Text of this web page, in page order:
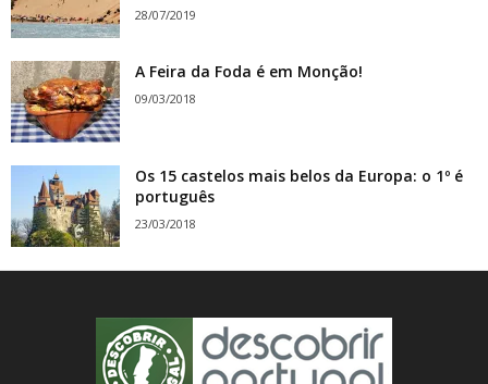
28/07/2019
A Feira da Foda é em Monção!
09/03/2018
Os 15 castelos mais belos da Europa: o 1º é
português
23/03/2018